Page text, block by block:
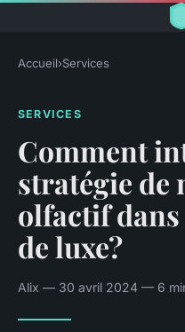
Accueil›Services
SERVICES
Comment
stratégie de
olfactif
de luxe?
Alix — 30 avril 2024 — 6